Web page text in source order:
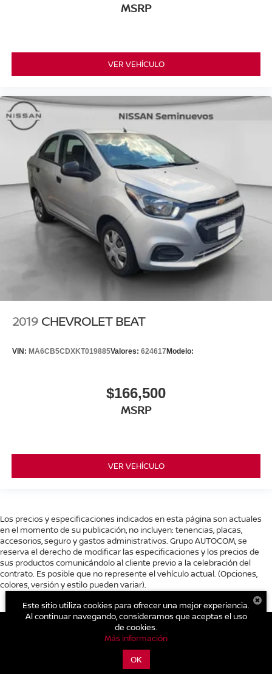
MSRP
VER VEHÍCULO
2019 CHEVROLET BEAT
VIN: MA6CB5CDXKT019885Valores: 624617Modelo:
$166,500
MSRP
VER VEHÍCULO
Los precios y especificaciones indicados en esta página son actuales
en el momento de su publicación, no incluyen: tenencias, placas,
accesorios, seguro y gastos administrativos. Grupo AUTOCOM, se
reserva el derecho de modificar las especificaciones y los precios de
sus productos comunicándolo al cliente previo a la celebración del
contrato. Es posible que no represente el vehículo actual. (Opciones,
colores, versión y estilo pueden variar).
Michoacán de Ocampo,México
Aviso de Privacidad
Este sitio utiliza cookies para ofrecer una mejor experiencia.
Al continuar navegando, consideramos que aceptas el uso
de cookies.
Más información
OK